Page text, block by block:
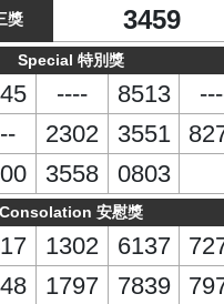
獎 3459
Special 特別獎
---- 8513
2302 3551
3558 0803
Consolation 安慰獎
1302 6137
1797 7839